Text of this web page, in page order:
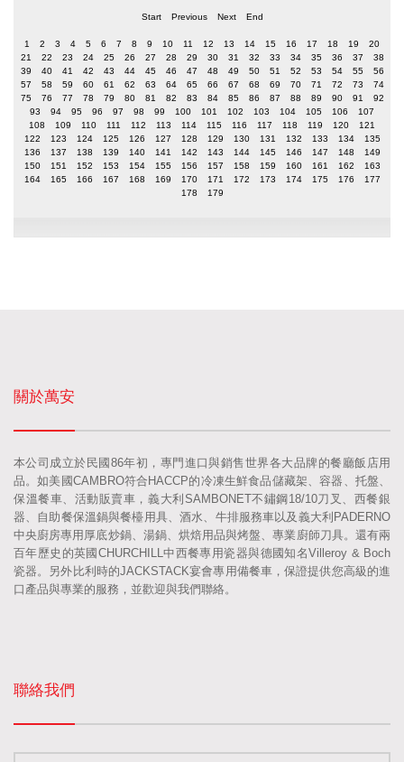
Start Previous Next End
1 2 3 4 5 6 7 8 9 10 11 12 13 14 15 16 17 18 19
20
21
22 23 24 25 26 27 28 29 30 31 32 33 34 35 36 37
38
39
40 41 42 43 44 45 46 47 48 49 50 51 52 53 54 55
56
57
58 59 60 61 62 63 64 65 66 67 68 69 70 71 72 73
74
75
76 77 78 79 80 81 82 83 84 85 86 87 88 89 90 91
92
93
94 95 96 97 98 99 100 101 102 103 104 105 106
107
108
109 110 111 112 113 114 115 116 117 118 119 120
121
122
123 124 125 126 127 128 129 130 131 132 133 134
135
136
137 138 139 140 141 142 143 144 145 146 147 148
149
150
151 152 153 154 155 156 157 158 159 160 161 162
163
164
165 166 167 168 169 170 171 172 173 174 175 176
177
178
179
關於萬安
本公司成立於民國86年初，專門進口與銷售世界各大品牌的餐廳飯店用
品。如美國CAMBRO符合HACCP的冷凍生鮮食品儲藏架、容器、托盤、
保溫餐車、活動販賣車，義大利SAMBONET不鏽鋼18/10刀叉、西餐銀
器、自助餐保溫鍋與餐檯用具、酒水、牛排服務車以及義大利PADERNO
中央廚房專用厚底炒鍋、湯鍋、烘焙用品與烤盤、專業廚師刀具。還有兩
百年歷史的英國CHURCHILL中西餐專用瓷器與德國知名Villeroy & Boch
瓷器。另外比利時的JACKSTACK宴會專用備餐車，保證提供您高級的進
口產品與專業的服務，並歡迎與我們聯絡。
聯絡我們